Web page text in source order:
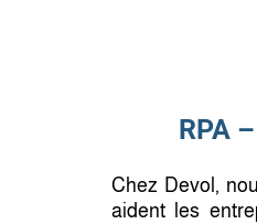
RPA
Chez Devol,
aident les